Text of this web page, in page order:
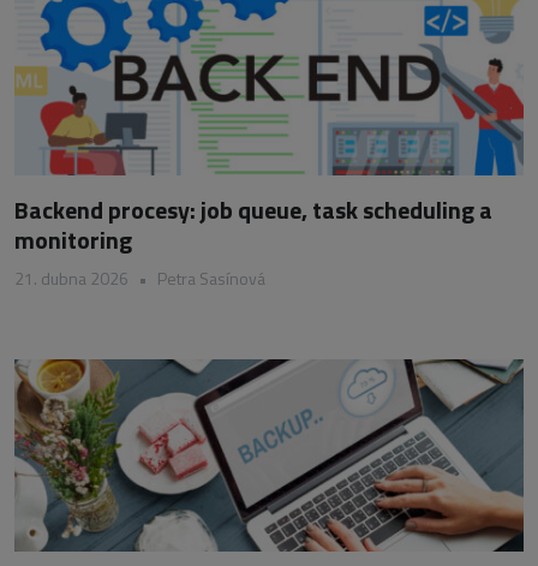
Backend procesy: job queue, task scheduling a
monitoring
21. dubna 2026 • Petra Sasínová